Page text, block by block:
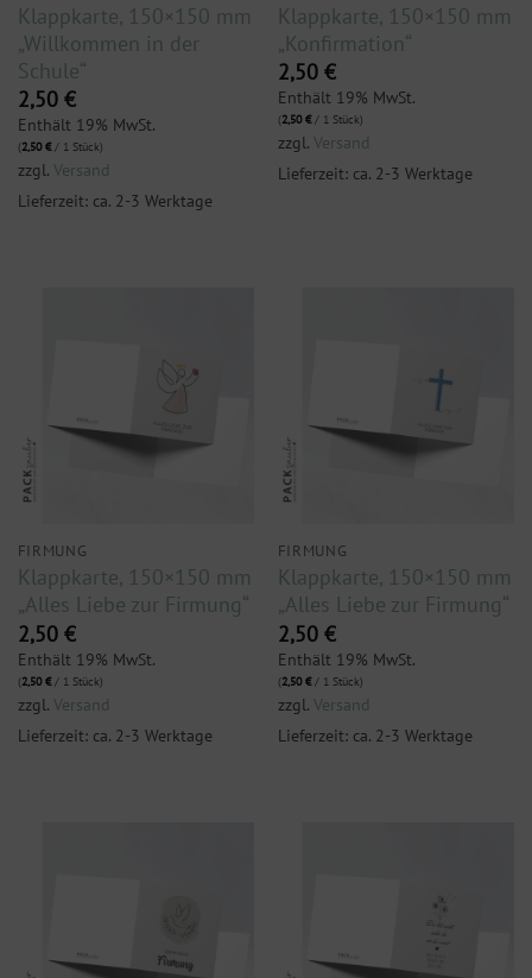
Klappkarte, 150×150 mm
„Willkommen in der
Schule“
2,50 €
Enthält 19% MwSt.
(2,50€/ 1 Stück)
zzgl. Versand
Lieferzeit: ca. 2-3 Werktage
Klappkarte, 150×150 mm
„Konfirmation“
2,50 €
Enthält 19% MwSt.
(2,50€/ 1 Stück)
zzgl. Versand
Lieferzeit: ca. 2-3 Werktage
FIRMUNG
Klappkarte, 150×150 mm
„Alles Liebe zur Firmung“
2,50 €
Enthält 19% MwSt.
(2,50€/ 1 Stück)
zzgl. Versand
Lieferzeit: ca. 2-3 Werktage
FIRMUNG
Klappkarte, 150×150 mm
„Alles Liebe zur Firmung“
2,50 €
Enthält 19% MwSt.
(2,50€/ 1 Stück)
zzgl. Versand
Lieferzeit: ca. 2-3 Werktage